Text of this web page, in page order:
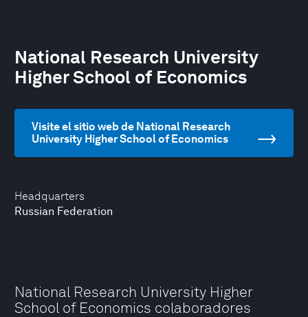
Headquarters
Russian Federation
National Research University
Higher School of Economics
Visite el sitio web de National Research
University Higher School of Economics
National Research University Higher
School of Economics colaboradores